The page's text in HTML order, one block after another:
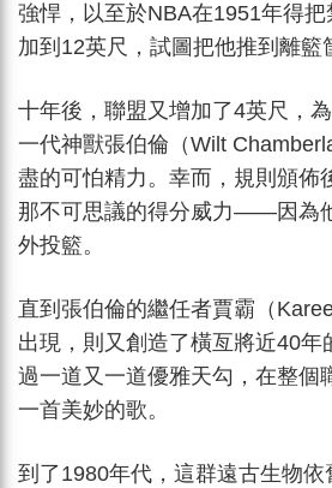
強悍，以至於NBA在1951年得
加到12英尺，試圖把他推到離籃
十年後，聯盟又增加了4英尺，
一代神獸張伯倫（Wilt
盡的可怕精力。幸而，規則頒佈
那不可思議的得分威力——因為
外投籃。
直到張伯倫的繼任者賈霸（
出現，則又創造了橫亙將近40年
過一道又一道優雅天勾，在整個
一首美妙的歌。
到了1980年代，這群遠古生物依